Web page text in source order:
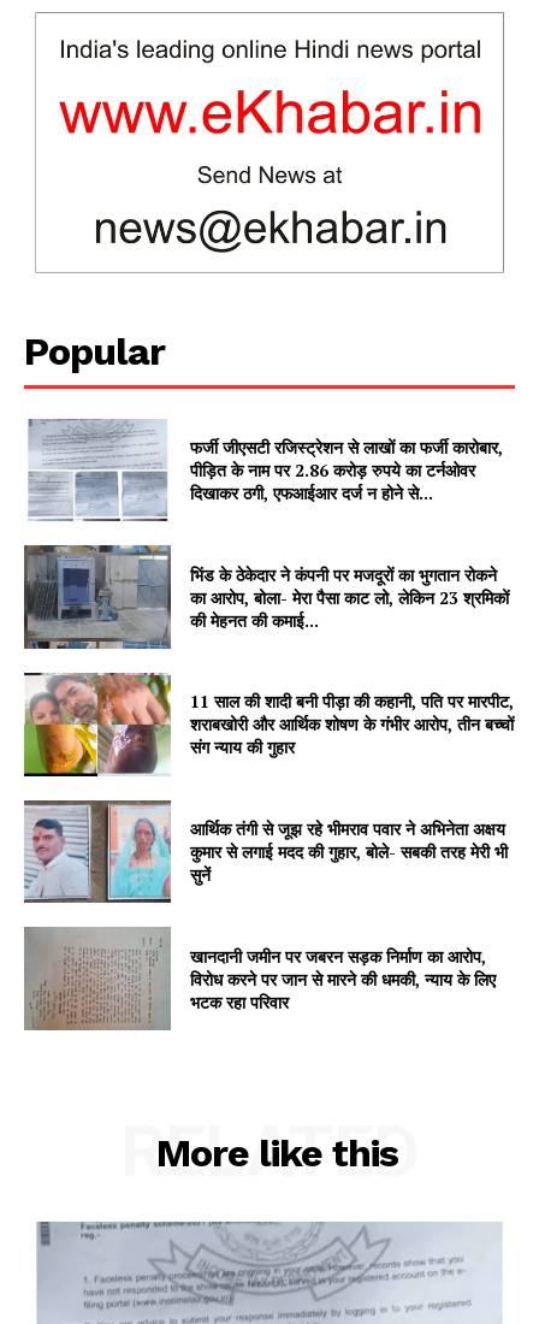
SUBSCRIBE NOW
About
Contact us
Subscription Plans
My account
Popular
फर्जी जीएसटी रजिस्ट्रेशन से लाखों का फर्जी कारोबार,
पीड़ित के नाम पर 2.86 करोड़ रुपये का टर्नओवर
दिखाकर ठगी, एफआईआर दर्ज न होने से...
भिंड के ठेकेदार ने कंपनी पर मजदूरों का भुगतान रोकने
का आरोप, बोला- मेरा पैसा काट लो, लेकिन 23 श्रमिकों
की मेहनत की कमाई...
11 साल की शादी बनी पीड़ा की कहानी, पति पर मारपीट,
शराबखोरी और आर्थिक शोषण के गंभीर आरोप, तीन बच्चों
संग न्याय की गुहार
आर्थिक तंगी से जूझ रहे भीमराव पवार ने अभिनेता अक्षय
कुमार से लगाई मदद की गुहार, बोले- सबकी तरह मेरी भी
सुनें
खानदानी जमीन पर जबरन सड़क निर्माण का आरोप,
विरोध करने पर जान से मारने की धमकी, न्याय के लिए
भटक रहा परिवार
More like this
RELATED